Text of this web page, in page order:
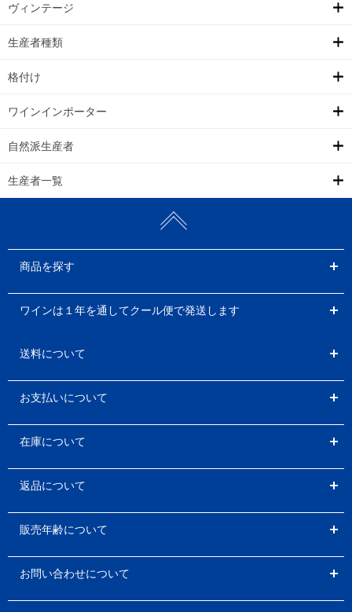
ヴィンテージ
生産者種類
格付け
ワインインポーター
自然派生産者
生産者一覧
商品を探す
ワインは１年を通してクール便で発送します
送料について
お支払いについて
在庫について
返品について
販売年齢について
お問い合わせについて